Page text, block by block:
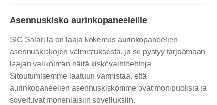
Asennuskisko aurinkopaneeleille
SIC Solarilla on laaja kokemus aurinkopaneelien
asennuskiskojen valmistuksesta, ja se pystyy tarjoamaan
laajan valikoiman näitä kiskovaihtoehtoja.
Sitoutumisemme laatuun varmistaa, että
aurinkopaneelien asennuskiskomme ovat monipuolisia ja
soveltuvat monenlaisiin sovelluksiin.